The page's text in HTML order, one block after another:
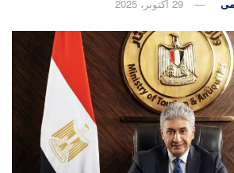
29 أكتوبر، 2025